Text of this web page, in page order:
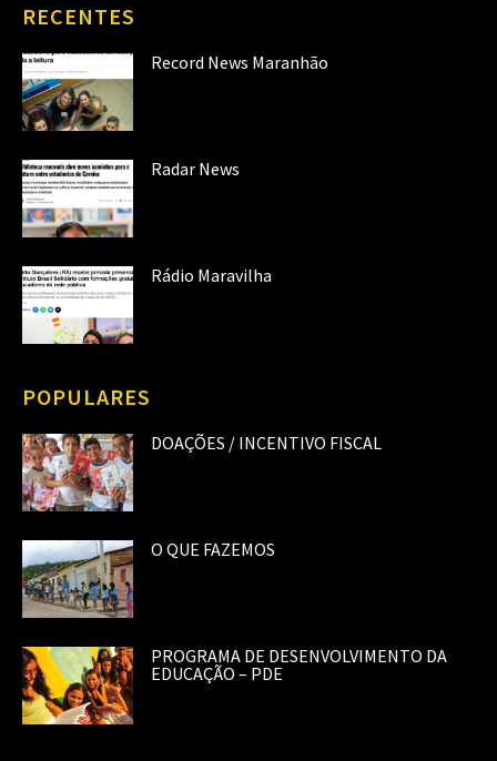
RECENTES
Record News Maranhão
Radar News
Rádio Maravilha
POPULARES
DOAÇÕES / INCENTIVO FISCAL
O QUE FAZEMOS
PROGRAMA DE DESENVOLVIMENTO DA
EDUCAÇÃO – PDE